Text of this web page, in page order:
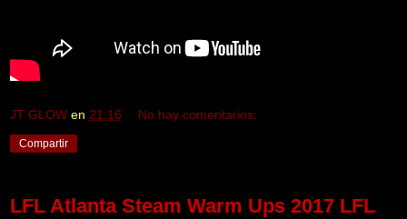
JT GLOW en 21:16 No hay comentarios:
Compartir
LFL Atlanta Steam Warm Ups 2017 LFL